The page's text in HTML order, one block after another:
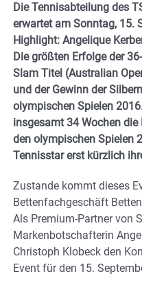
Die Tennisabteilung des
erwartet am Sonntag, 15.
Highlight: Angelique
Die größten Erfolge der
Slam Titel (Australian
und der Gewinn der
olympischen Spielen
insgesamt 34 Wochen
den olympischen Spielen
Tennisstar erst kürzlich
Zustande kommt dieses
Bettenfachgeschäft
Als Premium-Partner von
Markenbotschafterin
Christoph Klobeck den
Event für den 15.